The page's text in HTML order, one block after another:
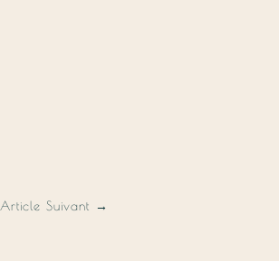
Article Suivant →